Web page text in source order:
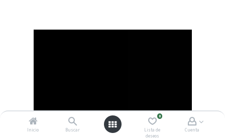
Inicio Buscar
0
Lista de
deseos
Cuenta